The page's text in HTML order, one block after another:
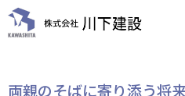
両親のそばに寄り添う将